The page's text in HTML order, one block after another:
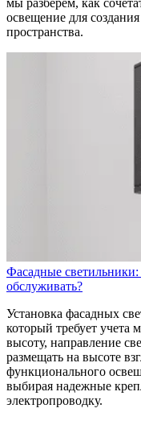
освещение для
пространства.
Фасадные светильники:
обслуживать?
Установка фасадных
который требует учета
высоту, направление
размещать на высоте
функционального
выбирая надежные
электропроводку.